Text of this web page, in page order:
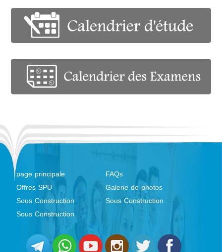
page principale
FAQs
Offres SPU
Galerie de photos
Sous Construction
Sous Construction
Sous Construction